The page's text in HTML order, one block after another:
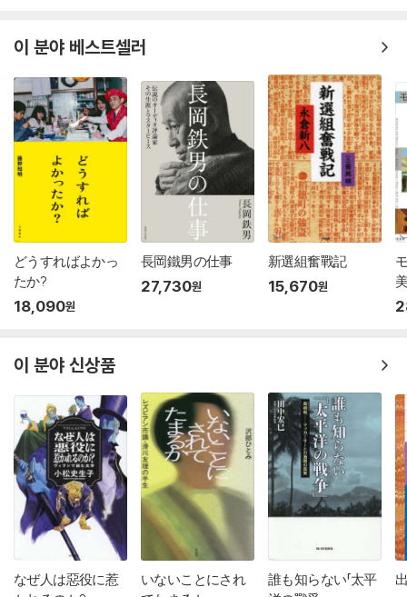
이 분야 베스트셀러
どうすればよかっ
たか?
18,090원
長岡鐵男の仕事
27,730원
新選組奮戰記
15,670원
이 분야 신상품
なぜ人は惡役に惹
いないことにされ
誰も知らない「太平